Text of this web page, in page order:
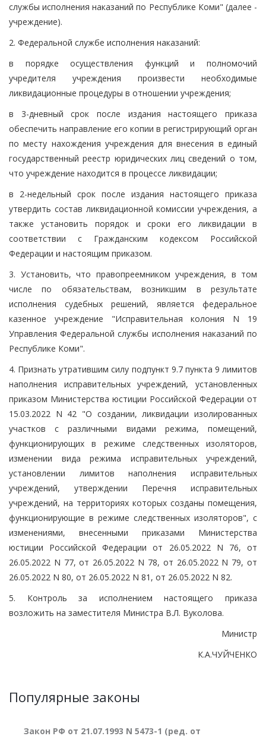
службы исполнения наказаний по Республике Коми" (далее -
учреждение).
2. Федеральной службе исполнения наказаний:
в порядке осуществления функций и полномочий
учредителя учреждения произвести необходимые
ликвидационные процедуры в отношении учреждения;
в 3-дневный срок после издания настоящего приказа
обеспечить направление его копии в регистрирующий орган
по месту нахождения учреждения для внесения в единый
государственный реестр юридических лиц сведений о том,
что учреждение находится в процессе ликвидации;
в 2-недельный срок после издания настоящего приказа
утвердить состав ликвидационной комиссии учреждения, а
также установить порядок и сроки его ликвидации в
соответствии с Гражданским кодексом Российской
Федерации и настоящим приказом.
3. Установить, что правопреемником учреждения, в том
числе по обязательствам, возникшим в результате
исполнения судебных решений, является федеральное
казенное учреждение "Исправительная колония N 19
Управления Федеральной службы исполнения наказаний по
Республике Коми".
4. Признать утратившим силу подпункт 9.7 пункта 9 лимитов
наполнения исправительных учреждений, установленных
приказом Министерства юстиции Российской Федерации от
15.03.2022 N 42 "О создании, ликвидации изолированных
участков с различными видами режима, помещений,
функционирующих в режиме следственных изоляторов,
изменении вида режима исправительных учреждений,
установлении лимитов наполнения исправительных
учреждений, утверждении Перечня исправительных
учреждений, на территориях которых созданы помещения,
функционирующие в режиме следственных изоляторов", с
изменениями, внесенными приказами Министерства
юстиции Российской Федерации от 26.05.2022 N 76, от
26.05.2022 N 77, от 26.05.2022 N 78, от 26.05.2022 N 79, от
26.05.2022 N 80, от 26.05.2022 N 81, от 26.05.2022 N 82.
5. Контроль за исполнением настоящего приказа
возложить на заместителя Министра В.Л. Вуколова.
Министр
К.А.ЧУЙЧЕНКО
Популярные законы
Закон РФ от 21.07.1993 N 5473-1 (ред. от